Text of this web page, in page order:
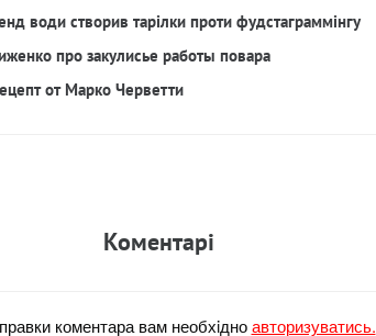
води створив тарілки проти фудстаграммінгу
про закулисье работы повара
от Марко Черветти
Коментарi
коментара вам необхiдноавторизуватись.